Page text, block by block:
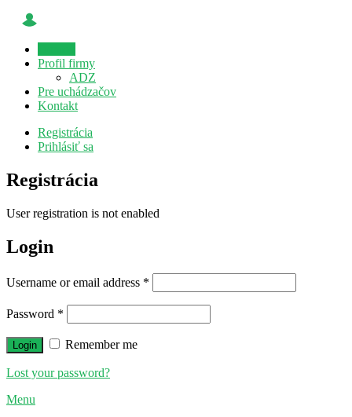
Profil firmy
ADZ
Pre uchádzačov
Kontakt
Registrácia
Prihlásiť sa
Registrácia
User registration is not enabled
Login
Username or email address *
Password *
Remember me
Lost your password?
Menu